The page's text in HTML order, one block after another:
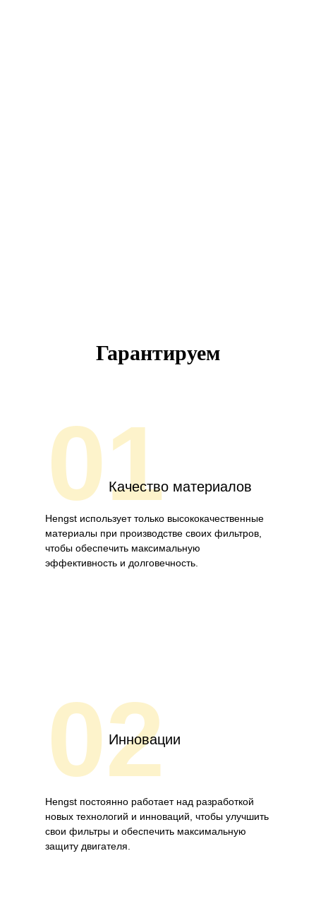
Гарантируем
01Качество материалов
Hengst использует только высококачественные
материалы при производстве своих фильтров,
чтобы обеспечить максимальную
эффективность и долговечность.
02
Инновации
Hengst постоянно работает над разработкой
новых технологий и инноваций, чтобы улучшить
свои фильтры и обеспечить максимальную
защиту двигателя.